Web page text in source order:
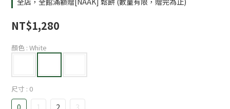
NT$1,280
顏色 : White
尺寸 : 0
0 1 2 3